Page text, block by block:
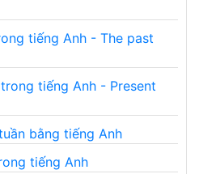
tiếng Anh - The past
tiếng Anh - Present
bằng tiếng Anh
tiếng Anh